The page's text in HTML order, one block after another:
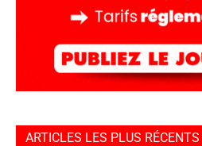
ARTICLES LES PLUS RÉCENTS